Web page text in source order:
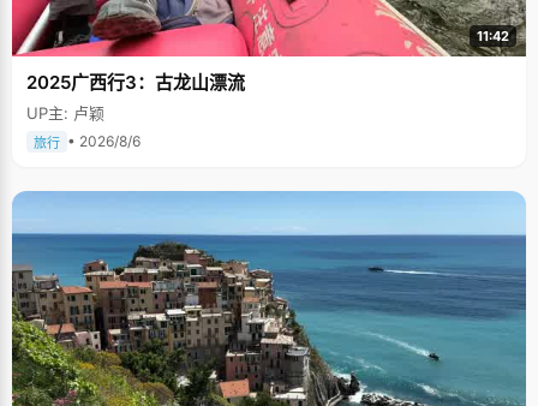
11:42
2025广西行3：古龙山漂流
UP主: 卢颖
旅行 • 2026/8/6